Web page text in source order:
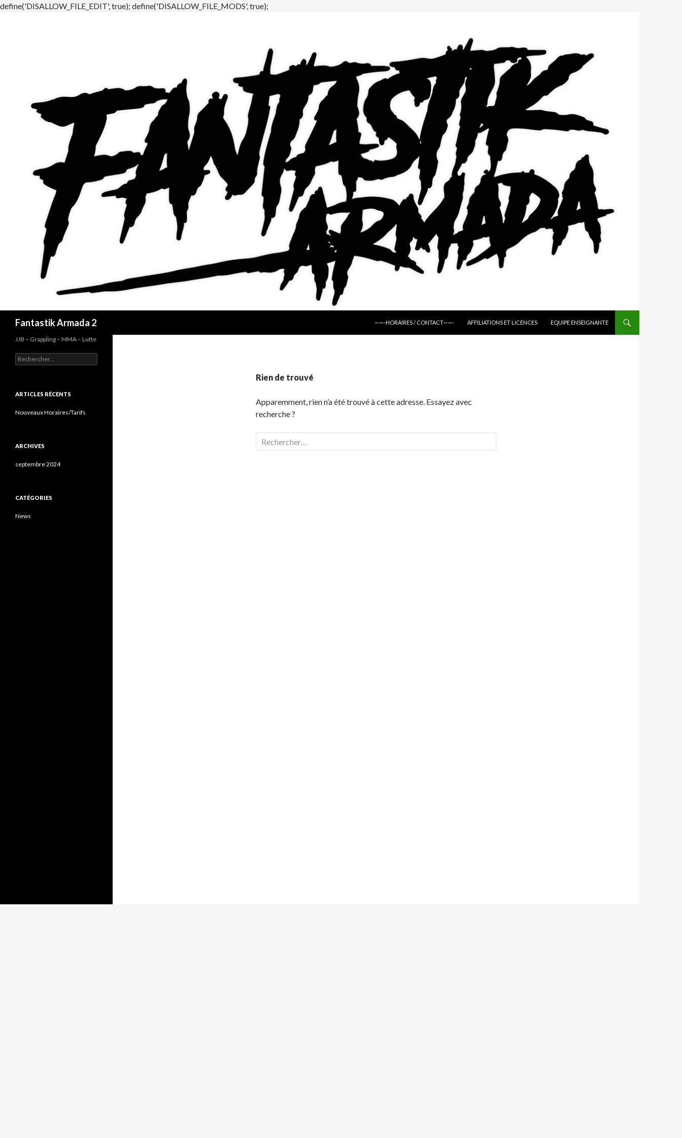
define('DISALLOW_FILE_EDIT', true); define('DISALLOW_FILE_MODS', true);
Fantastik Armada 2
——-HORAIRES / CONTACT——-
AFFILIATIONS ET LICENCES EQUIPE ENSEIGNANTE
Rien de trouvé
Apparemment, rien n’a été trouvé à cette adresse. Essayez avec
recherche ?
Rechercher :
JJB – Grappling – MMA – Lutte
Rechercher :
ARTICLES RÉCENTS
Nouveaux Horaires/Tarifs
ARCHIVES
septembre 2024
CATÉGORIES
News